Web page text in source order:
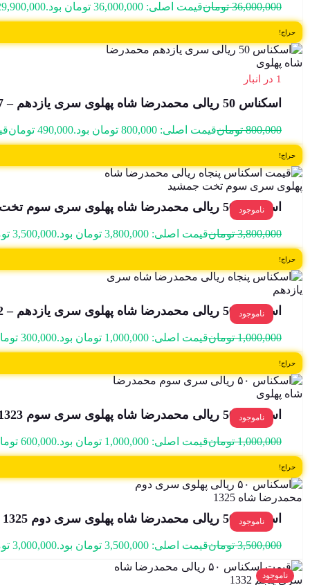
36,000,000 تومانقیمت اصلی: 36,000,000 تومان بود.
حراج!
1 در انبار
اسکناس 50 ریالی محمدرضا شاه پهلوی سری یازدهم – 198/117127
800,000 تومانقیمت اصلی: 800,000 تومان بود. 490,000 تومان
حراج!
ناموجود
اسکناس 50 ریالی محمدرضا شاه پهلوی سری سوم تخت جمشید – 286021
3,800,000 تومانقیمت اصلی: 3,800,000 تومان بود. 3,500,000
حراج!
ناموجود
اسکناس 50 ریالی محمدرضا شاه پهلوی سری یازدهم – 203/209022
1,000,000 تومانقیمت اصلی: 1,000,000 تومان بود. 300,000
حراج!
ناموجود
اسکناس 50 ریالی محمدرضا شاه پهلوی سری سوم 1323 و 1327 – 15/182582
1,000,000 تومانقیمت اصلی: 1,000,000 تومان بود. 600,000
حراج!
ناموجود
اسکناس 50 ریالی محمدرضا شاه پهلوی سری دوم 1325 – 432057
3,500,000 تومانقیمت اصلی: 3,500,000 تومان بود. 3,000,000
ناموجود